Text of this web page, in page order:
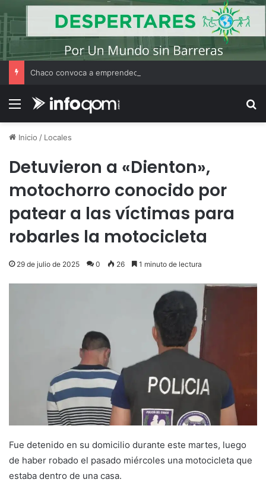
Menú
Inicio / Locales
Detuvieron a «Dienton»,
motochorro conocido por
patear a las víctimas para
robarles la motocicleta
29 de julio de 2025 0 26 1 minuto de lectura
Fue detenido en su domicilio durante este martes, luego
de haber robado el pasado miércoles una motocicleta que
estaba dentro de una casa.